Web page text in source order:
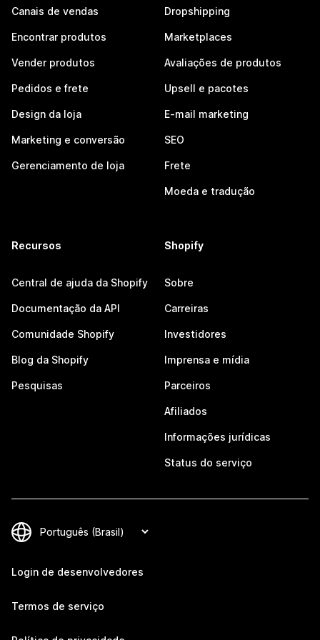
Canais de vendas
Encontrar produtos
Vender produtos
Pedidos e frete
Design da loja
Marketing e conversão
Gerenciamento de loja
Dropshipping
Marketplaces
Avaliações de produtos
Upsell e pacotes
E-mail marketing
SEO
Frete
Moeda e tradução
Recursos
Central de ajuda da Shopify
Documentação da API
Comunidade Shopify
Blog da Shopify
Pesquisas
Shopify
Sobre
Carreiras
Investidores
Imprensa e mídia
Parceiros
Afiliados
Informações jurídicas
Status do serviço
Login de desenvolvedores
Termos de serviço